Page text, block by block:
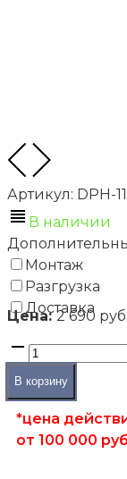
Артикул: DPH-
В наличии
Монтаж
Разгрузка
Доставка
Цена:2 690 руб.
В корзину
*цена
от 100 000